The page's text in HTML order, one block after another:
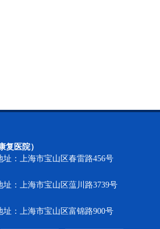
复医院）
：上海市宝山区春雷路456号
：上海市宝山区蕰川路3739号
：上海市宝山区富锦路900号